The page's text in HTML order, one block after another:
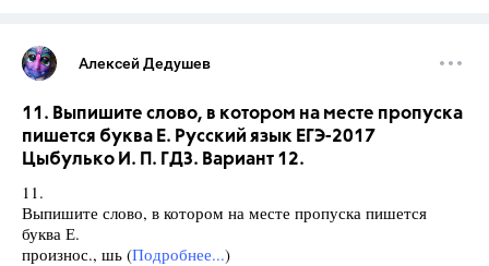
Алексей Дедушев
11. Выпишите слово, в котором на месте пропуска
пишется буква Е. Русский язык ЕГЭ-2017
Цыбулько И. П. ГДЗ. Вариант 12.
11.
Выпишите слово, в котором на месте пропуска пишется
буква Е.
произнос., шь (Подробнее...)